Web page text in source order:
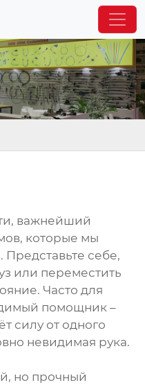
важнейший
которые мы
себе,
или переместить
Часто для
помощник –
силу от одного
невидимая рука.
но прочный